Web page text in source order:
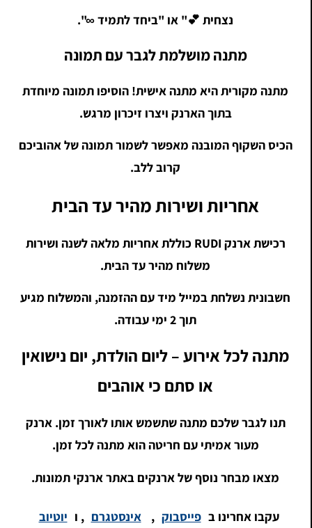
נצחית 💕" או "ביחד לתמיד ∞".
מתנה מושלמת לגבר עם תמונה
מתנה מקורית היא מתנה אישית! הוסיפו תמונה מיוחדת
בתוך הארנק ויצרו זיכרון מרגש.
הכיס השקוף המובנה מאפשר לשמור תמונה של אהוביכם
קרוב ללב.
אחריות ושירות מהיר עד הבית
רכישת ארנק RUDI כוללת אחריות מלאה לשנה ושירות
משלוח מהיר עד הבית.
חשבונית נשלחת במייל מיד עם ההזמנה, והמשלוח מגיע
תוך 2 ימי עבודה.
מתנה לכל אירוע – ליום הולדת, יום נישואין
או סתם כי אוהבים
תנו לגבר שלכם מתנה שתשמש אותו לאורך זמן. ארנק
מעור אמיתי עם חריטה הוא מתנה לכל זמן.
מצאו מבחר נוסף של ארנקים באתר ארנקי תמונות.
עקבו אחרינו ב פייסבוק , אינסטגרם , ו
יוטיוב